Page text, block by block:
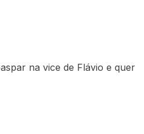
na vice de Flávio e quer